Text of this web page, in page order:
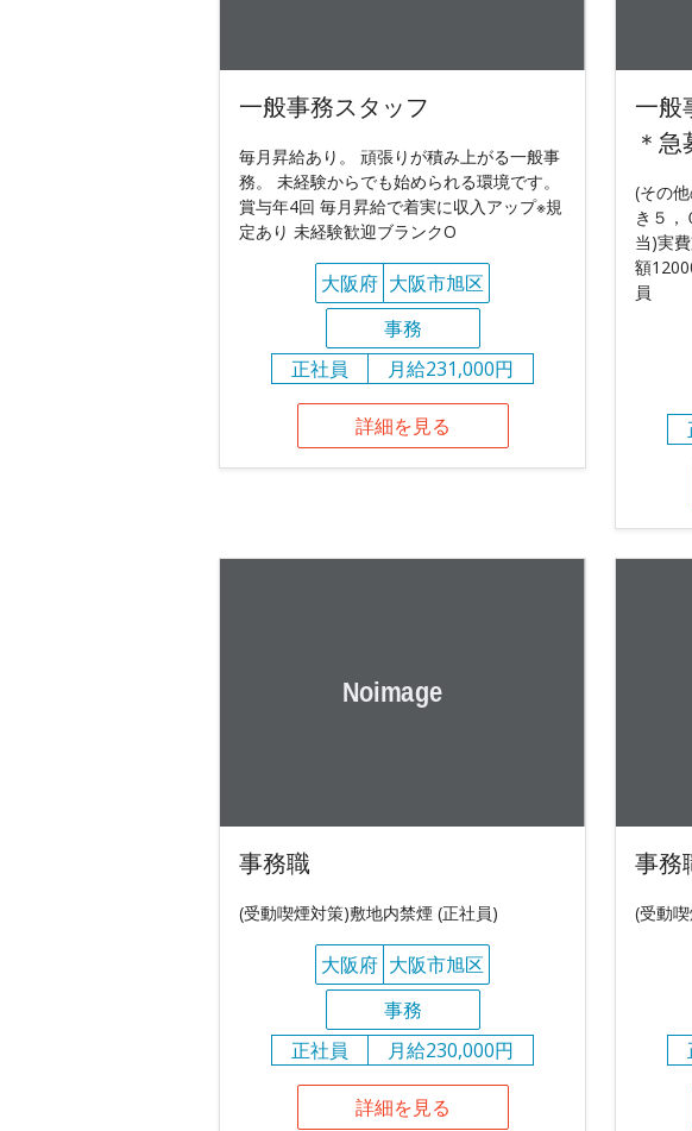
一般事務スタッフ
毎月昇給あり。 頑張りが積み上がる一般事
務。 未経験からでも始められる環境です。
賞与年4回 毎月昇給で着実に収入アップ※規
定あり 未経験歓迎ブランクO
大阪府 大阪市旭区
事務
正社員
月給231,000円
詳細を見る
一般
＊急
(その
き５，
当)実
額
員
事務職
(受動喫煙対策)敷地内禁煙 (正社員)
大阪府 大阪市旭区
事務
正社員
月給230,000円
詳細を見る
事務
(受動